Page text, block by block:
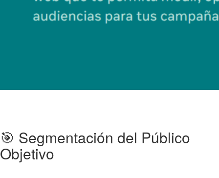
🎯 Segmentación del Público
Objetivo